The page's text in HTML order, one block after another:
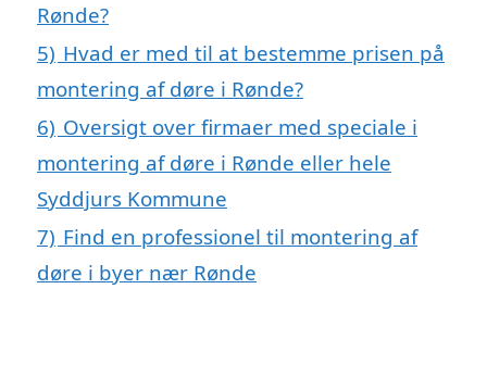
Rønde?
5) Hvad er med til at bestemme prisen på
montering af døre i Rønde?
6) Oversigt over firmaer med speciale i
montering af døre i Rønde eller hele
Syddjurs Kommune
7) Find en professionel til montering af
døre i byer nær Rønde